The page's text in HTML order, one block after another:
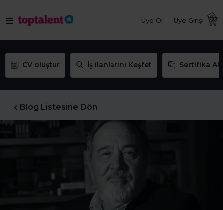
Üye Ol Üye Girişi
CV oluştur İş ilanlarını Keşfet Sertifika AL
Blog Listesine Dön